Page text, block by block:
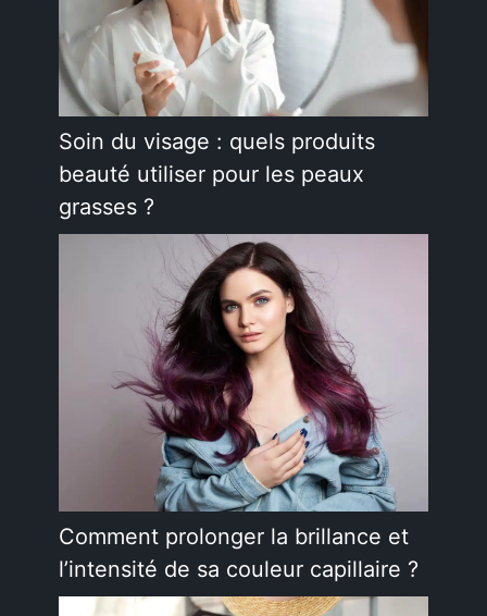
Soin du visage : quels produits
beauté utiliser pour les peaux
grasses ?
Comment prolonger la brillance et
l’intensité de sa couleur capillaire ?